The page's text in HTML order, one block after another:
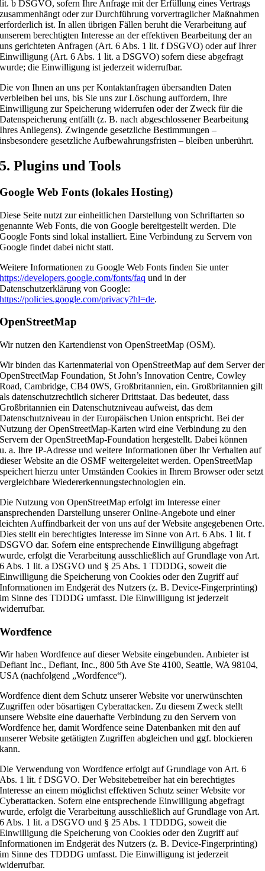
lit. b DSGVO, sofern Ihre Anfrage mit der Erfüllung eines Vertrags
zusammenhängt oder zur Durchführung vorvertraglicher Maßnahmen
erforderlich ist. In allen übrigen Fällen beruht die Verarbeitung auf
unserem berechtigten Interesse an der effektiven Bearbeitung der an
uns gerichteten Anfragen (Art. 6 Abs. 1 lit. f DSGVO) oder auf Ihrer
Einwilligung (Art. 6 Abs. 1 lit. a DSGVO) sofern diese abgefragt
wurde; die Einwilligung ist jederzeit widerrufbar.
Die von Ihnen an uns per Kontaktanfragen übersandten Daten
verbleiben bei uns, bis Sie uns zur Löschung auffordern, Ihre
Einwilligung zur Speicherung widerrufen oder der Zweck für die
Datenspeicherung entfällt (z. B. nach abgeschlossener Bearbeitung
Ihres Anliegens). Zwingende gesetzliche Bestimmungen –
insbesondere gesetzliche Aufbewahrungsfristen – bleiben unberührt.
5. Plugins und Tools
Google Web Fonts (lokales Hosting)
Diese Seite nutzt zur einheitlichen Darstellung von Schriftarten so
genannte Web Fonts, die von Google bereitgestellt werden. Die
Google Fonts sind lokal installiert. Eine Verbindung zu Servern von
Google findet dabei nicht statt.
Weitere Informationen zu Google Web Fonts finden Sie unter
https://developers.google.com/fonts/faq und in der
Datenschutzerklärung von Google:
https://policies.google.com/privacy?hl=de.
OpenStreetMap
Wir nutzen den Kartendienst von OpenStreetMap (OSM).
Wir binden das Kartenmaterial von OpenStreetMap auf dem Server der
OpenStreetMap Foundation, St John’s Innovation Centre, Cowley
Road, Cambridge, CB4 0WS, Großbritannien, ein. Großbritannien gilt
als datenschutzrechtlich sicherer Drittstaat. Das bedeutet, dass
Großbritannien ein Datenschutzniveau aufweist, das dem
Datenschutzniveau in der Europäischen Union entspricht. Bei der
Nutzung der OpenStreetMap-Karten wird eine Verbindung zu den
Servern der OpenStreetMap-Foundation hergestellt. Dabei können
u. a. Ihre IP-Adresse und weitere Informationen über Ihr Verhalten auf
dieser Website an die OSMF weitergeleitet werden. OpenStreetMap
speichert hierzu unter Umständen Cookies in Ihrem Browser oder setzt
vergleichbare Wiedererkennungstechnologien ein.
Die Nutzung von OpenStreetMap erfolgt im Interesse einer
ansprechenden Darstellung unserer Online-Angebote und einer
leichten Auffindbarkeit der von uns auf der Website angegebenen Orte.
Dies stellt ein berechtigtes Interesse im Sinne von Art. 6 Abs. 1 lit. f
DSGVO dar. Sofern eine entsprechende Einwilligung abgefragt
wurde, erfolgt die Verarbeitung ausschließlich auf Grundlage von Art.
6 Abs. 1 lit. a DSGVO und § 25 Abs. 1 TDDDG, soweit die
Einwilligung die Speicherung von Cookies oder den Zugriff auf
Informationen im Endgerät des Nutzers (z. B. Device-Fingerprinting)
im Sinne des TDDDG umfasst. Die Einwilligung ist jederzeit
widerrufbar.
Wordfence
Wir haben Wordfence auf dieser Website eingebunden. Anbieter ist
Defiant Inc., Defiant, Inc., 800 5th Ave Ste 4100, Seattle, WA 98104,
USA (nachfolgend „Wordfence“).
Wordfence dient dem Schutz unserer Website vor unerwünschten
Zugriffen oder bösartigen Cyberattacken. Zu diesem Zweck stellt
unsere Website eine dauerhafte Verbindung zu den Servern von
Wordfence her, damit Wordfence seine Datenbanken mit den auf
unserer Website getätigten Zugriffen abgleichen und ggf. blockieren
kann.
Die Verwendung von Wordfence erfolgt auf Grundlage von Art. 6
Abs. 1 lit. f DSGVO. Der Websitebetreiber hat ein berechtigtes
Interesse an einem möglichst effektiven Schutz seiner Website vor
Cyberattacken. Sofern eine entsprechende Einwilligung abgefragt
wurde, erfolgt die Verarbeitung ausschließlich auf Grundlage von Art.
6 Abs. 1 lit. a DSGVO und § 25 Abs. 1 TDDDG, soweit die
Einwilligung die Speicherung von Cookies oder den Zugriff auf
Informationen im Endgerät des Nutzers (z. B. Device-Fingerprinting)
im Sinne des TDDDG umfasst. Die Einwilligung ist jederzeit
widerrufbar.